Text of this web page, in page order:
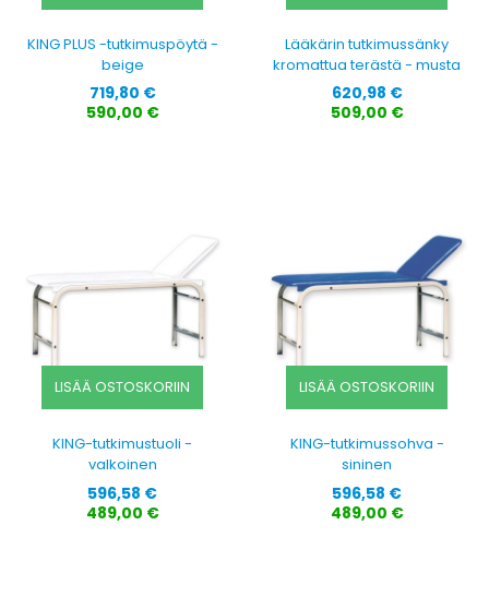
KING PLUS -tutkimuspöytä -
beige
Hinta
719,80 €
590,00 €
Lääkärin tutkimussänky
kromattua terästä - musta
Hinta
620,98 €
509,00 €
LISÄÄ OSTOSKORIIN
KING-tutkimustuoli -
valkoinen
Hinta
596,58 €
489,00 €
LISÄÄ OSTOSKORIIN
KING-tutkimussohva -
sininen
Hinta
596,58 €
489,00 €